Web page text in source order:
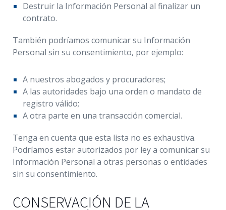
Destruir la Información Personal al finalizar un
contrato.
También podríamos comunicar su Información
Personal sin su consentimiento, por ejemplo:
A nuestros abogados y procuradores;
A las autoridades bajo una orden o mandato de
registro válido;
A otra parte en una transacción comercial.
Tenga en cuenta que esta lista no es exhaustiva.
Podríamos estar autorizados por ley a comunicar su
Información Personal a otras personas o entidades
sin su consentimiento.
CONSERVACIÓN DE LA